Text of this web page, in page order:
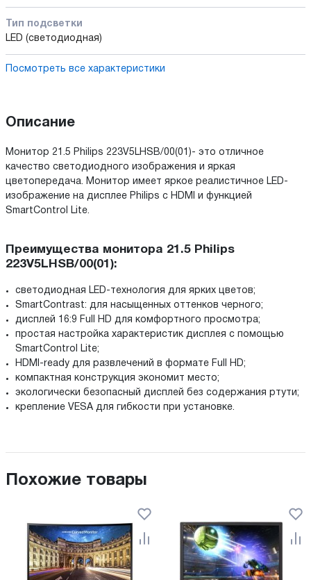
Тип подсветки
LED (светодиодная)
Посмотреть все характеристики
Описание
Монитор 21.5 Philips 223V5LHSB/00(01)- это отличное
качество светодиодного изображения и яркая
цветопередача. Монитор имеет яркое реалистичное LED-
изображение на дисплее Philips с HDMI и функцией
SmartControl Lite.
Преимущества монитора 21.5 Philips
223V5LHSB/00(01):
светодиодная LED-технология для ярких цветов;
SmartContrast: для насыщенных оттенков черного;
дисплей 16:9 Full HD для комфортного просмотра;
простая настройка характеристик дисплея с помощью
SmartControl Lite;
HDMI-ready для развлечений в формате Full HD;
компактная конструкция экономит место;
экологически безопасный дисплей без содержания ртути;
крепление VESA для гибкости при установке.
Похожие товары